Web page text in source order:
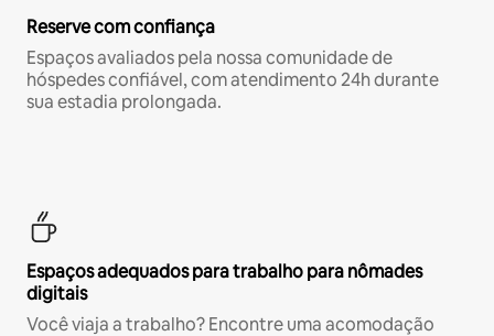
Reserve com confiança
Espaços avaliados pela nossa comunidade de
hóspedes confiável, com atendimento 24h durante
sua estadia prolongada.
Espaços adequados para trabalho para nômades
digitais
Você viaja a trabalho? Encontre uma acomodação